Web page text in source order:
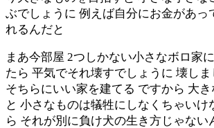
ぶでしょうに 例えば自分にお金があっ
れるんだと
まあ今部屋 2つしかない小さなボロ家
たら 平気でそれ壊すでしょうに 壊し
そちらにいい家を建てる ですから 大
と 小さなものは犠牲にしなくちゃいけ
ら それが別に負け犬の生き方じゃない